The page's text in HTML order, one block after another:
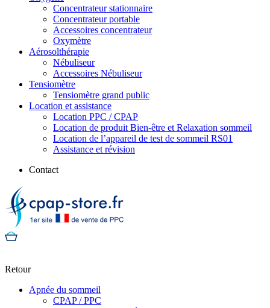
Concentrateur stationnaire
Concentrateur portable
Accessoires concentrateur
Oxymètre
Aérosolthérapie
Nébuliseur
Accessoires Nébuliseur
Tensiomètre
Tensiomètre grand public
Location et assistance
Location PPC / CPAP
Location de produit Bien-être et Relaxation sommeil
Location de l’appareil de test de sommeil RS01
Assistance et révision
Contact
Retour
Apnée du sommeil
CPAP / PPC